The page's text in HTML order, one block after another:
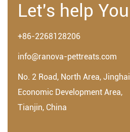
Let's help You
+86-2268128206
info@ranova-pettreats.com
No. 2 Road, North Area, Jinghai
Economic Development Area,
Tianjin, China